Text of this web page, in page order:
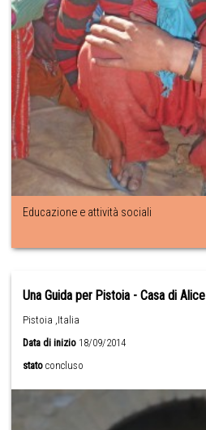
Educazione e attività sociali
Una Guida per Pistoia - Casa di Alice
Pistoia ,Italia
Data di inizio 18/09/2014
stato concluso